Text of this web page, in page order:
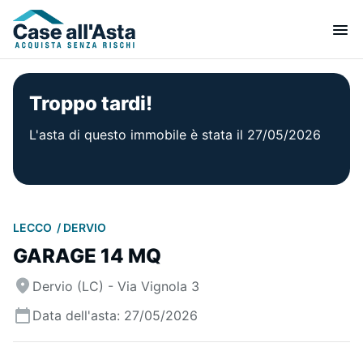
Troppo tardi!
L'asta di questo immobile è stata il 27/05/2026
LECCO DERVIO
GARAGE 14 MQ
Dervio (LC) - Via Vignola 3
Data dell'asta: 27/05/2026